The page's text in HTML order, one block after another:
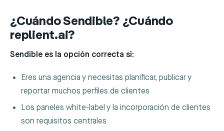
¿Cuándo Sendible? ¿Cuándo
replient.ai?
Sendible es la opción correcta si:
Eres una agencia y necesitas planificar, publicar y
reportar muchos perfiles de clientes
Los paneles white-label y la incorporación de clientes
son requisitos centrales